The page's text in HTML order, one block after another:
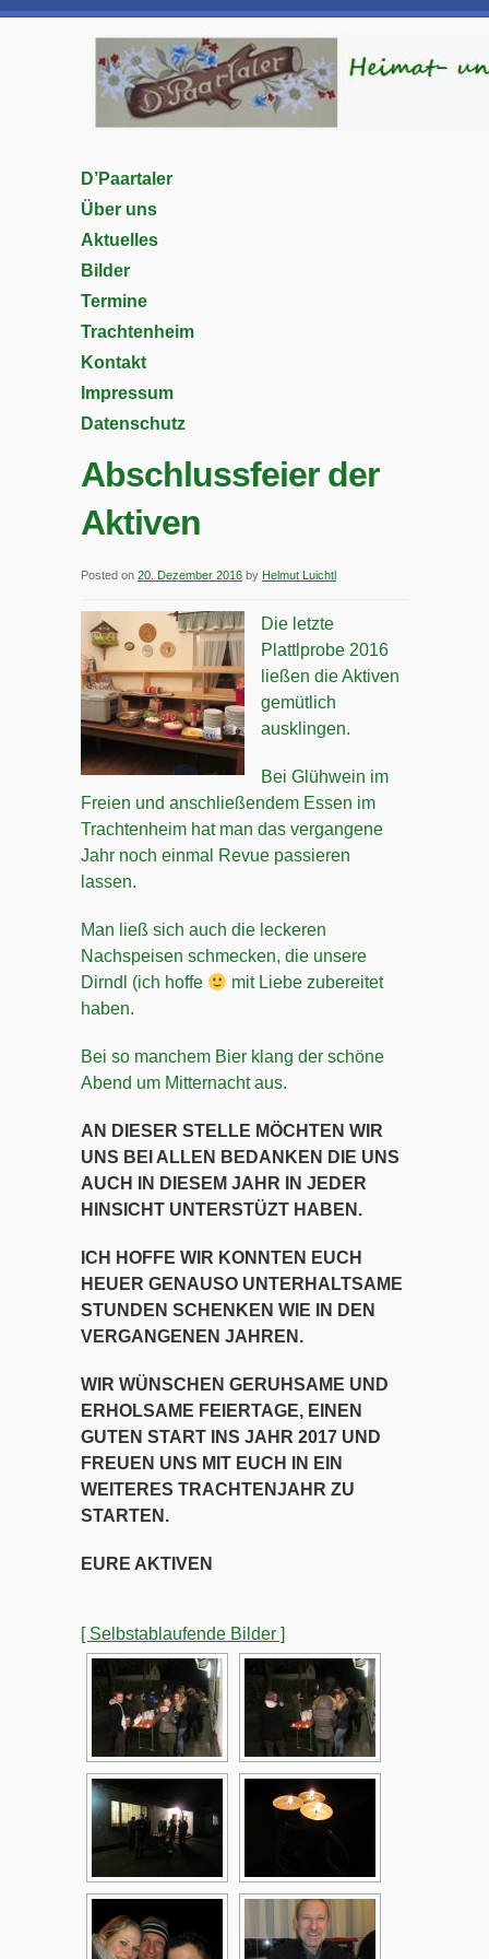
D’Paartaler
Über uns
Aktuelles
Bilder
Termine
Trachtenheim
Kontakt
Impressum
Datenschutz
Abschlussfeier der
Aktiven
Posted on 20. Dezember 2016 by Helmut Luichtl
Die letzte
Plattlprobe 2016
ließen die Aktiven
gemütlich
ausklingen.
Bei Glühwein im
Freien und anschließendem Essen im
Trachtenheim hat man das vergangene
Jahr noch einmal Revue passieren
lassen.
Man ließ sich auch die leckeren
Nachspeisen schmecken, die unsere
Dirndl (ich hoffe
mit Liebe zubereitet
haben.
Bei so manchem Bier klang der schöne
Abend um Mitternacht aus.
AN DIESER STELLE MÖCHTEN WIR
UNS BEI ALLEN BEDANKEN DIE UNS
AUCH IN DIESEM JAHR IN JEDER
HINSICHT UNTERSTÜZT HABEN.
ICH HOFFE WIR KONNTEN EUCH
HEUER GENAUSO UNTERHALTSAME
STUNDEN SCHENKEN WIE IN DEN
VERGANGENEN JAHREN.
WIR WÜNSCHEN GERUHSAME UND
ERHOLSAME FEIERTAGE, EINEN
GUTEN START INS JAHR 2017 UND
FREUEN UNS MIT EUCH IN EIN
WEITERES TRACHTENJAHR ZU
STARTEN.
EURE AKTIVEN
[ Selbstablaufende Bilder ]